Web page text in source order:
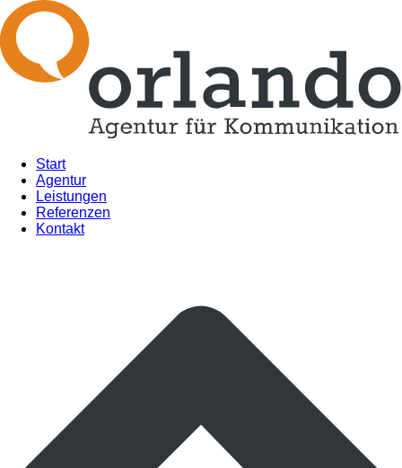
Start
Agentur
Leistungen
Referenzen
Kontakt